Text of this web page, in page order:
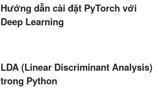
Hướng dẫn cài đặt PyTorch với
Deep Learning
LDA (Linear Discriminant Analysis)
trong Python